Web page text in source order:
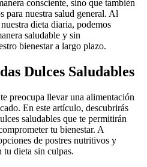
consciente, sino que también
para nuestra salud general. Al
dieta diaria, podemos
saludable y sin
bienestar a largo plazo.
Dulces Saludables
preocupa llevar una alimentación
En este artículo, descubrirás
saludables que te permitirán
tu bienestar. A
de postres nutritivos y
tu dieta sin culpas.